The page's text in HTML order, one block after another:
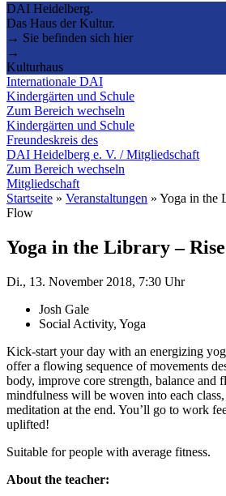
DAI Heidelberg.
Das Haus der Kultur.
→ Sie befinden sich hier
→
Kulturhaus
Internationale DAI
Kindergärten und Schule
Zum Bereich wechseln
Kindergärten und Schule
Freundeskreis des
DAI Heidelberg e. V. / Mitgliedschaft
Zum Bereich wechseln
Mitgliedschaft
Startseite » Veranstaltungen » Yoga in the
Flow
Yoga in the Library –
Di., 13. November 2018, 7:30 Uhr
Josh Gale
Social Activity, Yoga
Kick-start your day with an energizing
offer a flowing sequence of movements
body, improve core strength, balance and
mindfulness will be woven into each
meditation at the end. You’ll go to work
uplifted!
Suitable for people with average fitness.
About the teacher: